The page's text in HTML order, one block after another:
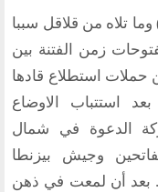
تلاه من قلاقل سببا
زمن الفتنة بين
كان من حملات استطلاع قادها
استتباب الاوضاع
الدعوة في شمال
وجيش بيزنطا
بعد أن لمعت في ذهن